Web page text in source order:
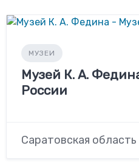
МУЗЕИ
Музей К. А.
России
Саратовская область